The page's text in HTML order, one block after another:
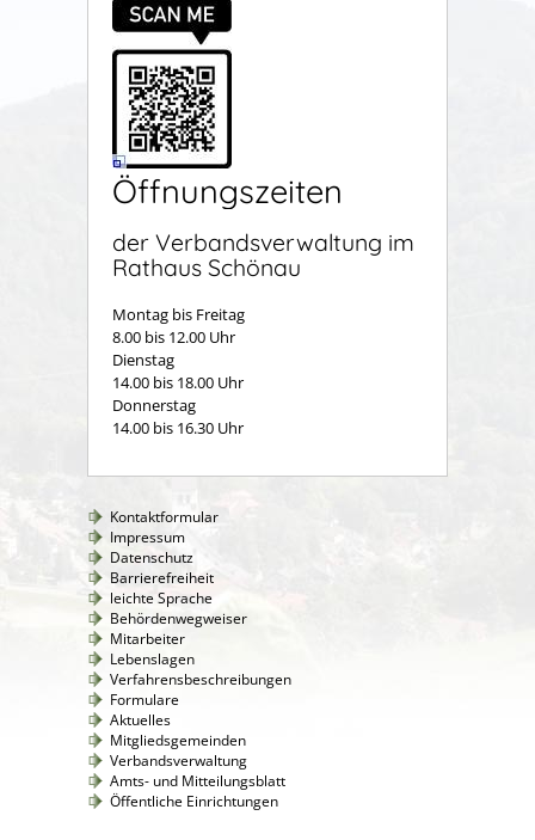
Öffnungszeiten
der Verbandsverwaltung im
Rathaus Schönau
Montag bis Freitag
8.00 bis 12.00 Uhr
Dienstag
14.00 bis 18.00 Uhr
Donnerstag
14.00 bis 16.30 Uhr
Kontaktformular
Impressum
Datenschutz
Barrierefreiheit
leichte Sprache
Behördenwegweiser
Mitarbeiter
Lebenslagen
Verfahrensbeschreibungen
Formulare
Aktuelles
Mitgliedsgemeinden
Verbandsverwaltung
Amts- und Mitteilungsblatt
Öffentliche Einrichtungen